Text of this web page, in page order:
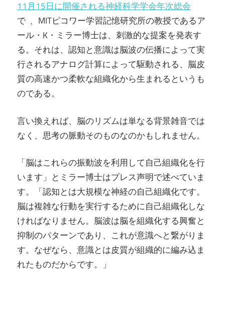
11月15日に開催される神経科学学会年次総会
で 、MITピコワー学習記憶研究所の教授であるア
ール・K・ミラー博士は、刺激的な提案を発表す
る。それは、認知と意識は脳波の伝播によって実
行されるアナログ計算によって駆動される、脳皮
質の高速かつ柔軟な組織化から生まれるというも
のである。
言い換えれば、脳のリズムは単なる背景雑音では
なく、思考の脈動そのものなのかもしれません。
「脳はこれらの振動波を利用して自己組織化を行
います」とミラー博士はプレス声明で述べていま
す。「認知とは大規模な神経の自己組織化です。
脳は複雑な行動を実行するために自己組織化しな
ければなりません。脳波は脳を組織化する興奮と
抑制のパターンであり、これが意識へと繋がりま
す。なぜなら、意識とは皮質が組織的に編み込ま
れたものだからです。」